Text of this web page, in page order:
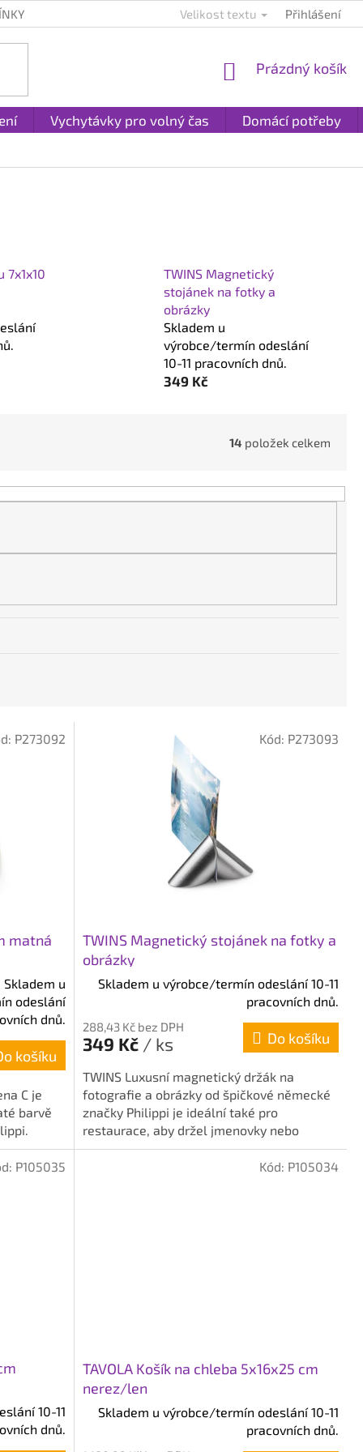
PLATBA A DOPRAVA REKLAMACE
Velikost textu Přihlášení
NÁKUPNÍ
Prázdný košík
Vychytávky pro volný čas Domácí potřeby
7x1x10
TWINS Magnetický
stojánek na fotky a
obrázky
Skladem u
výrobce/termín odeslání
10-11 pracovních dnů.
349 Kč
14 položek celkem
matná
Skladem u
odeslání
dnů.
košíku
C je
barvě
P273092
TWINS Magnetický stojánek na fotky a
obrázky
Skladem u výrobce/termín odeslání 10-11
pracovních dnů.
288,43 Kč bez DPH
349 Kč / ks Do košíku
TWINS Luxusní magnetický držák na
fotografie a obrázky od špičkové německé
značky Philippi je ideální také pro
restaurace, aby držel jmenovky nebo
polední menu.
Kód: P273093
10-11
dnů.
P105035
TAVOLA Košík na chleba 5x16x25 cm
nerez/len
Skladem u výrobce/termín odeslání 10-11
pracovních dnů.
Kód: P105034